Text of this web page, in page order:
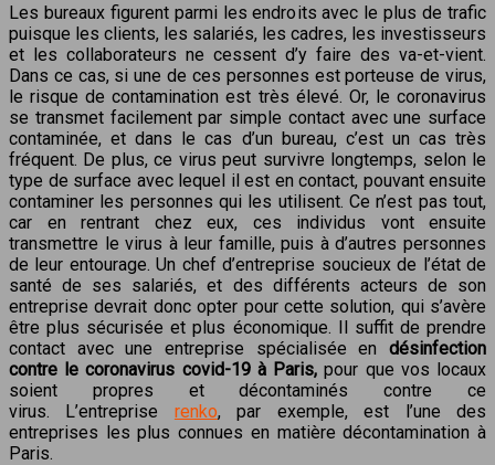
Les bureaux figurent parmi les endroits avec le plus de trafic
puisque les clients, les salariés, les cadres, les investisseurs
et les collaborateurs ne cessent d’y faire des va-et-vient.
Dans ce cas, si une de ces personnes est porteuse de virus,
le risque de contamination est très élevé. Or, le coronavirus
se transmet facilement par simple contact avec une surface
contaminée, et dans le cas d’un bureau, c’est un cas très
fréquent. De plus, ce virus peut survivre longtemps, selon le
type de surface avec lequel il est en contact, pouvant ensuite
contaminer les personnes qui les utilisent. Ce n’est pas tout,
car en rentrant chez eux, ces individus vont ensuite
transmettre le virus à leur famille, puis à d’autres personnes
de leur entourage. Un chef d’entreprise soucieux de l’état de
santé de ses salariés, et des différents acteurs de son
entreprise devrait donc opter pour cette solution, qui s’avère
être plus sécurisée et plus économique. Il suffit de prendre
contact avec une entreprise spécialisée en désinfection
contre le coronavirus covid-19 à Paris, pour que vos locaux
soient propres et décontaminés contre ce
virus. L’entreprise renko, par exemple, est l’une des
entreprises les plus connues en matière décontamination à
Paris.